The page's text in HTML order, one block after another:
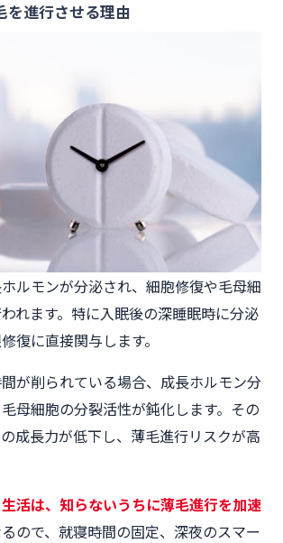
を進行させる理由
ルモンが分泌され、細胞修復や毛母細
れます。特に入眠後の深睡眠時に分泌
復に直接関与します。
が削られている場合、成長ホルモン分
母細胞の分裂活性が鈍化します。その
成長力が低下し、薄毛進行リスクが高
活は、知らないうちに薄毛進行を加速
ので、就寝時間の固定、深夜のスマー